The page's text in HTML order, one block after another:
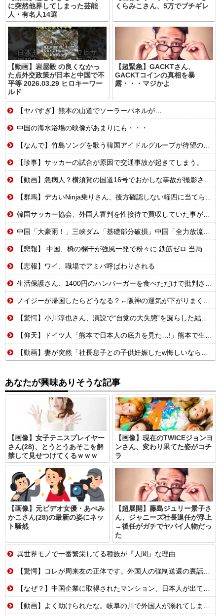
に突然他界してしまった芸能
人・有名人14選
くらみこさん、5万でブチギレ
【動画】岩屋毅 の良くなかっ
た点外交政策が日本と中国で不
平等 2026.03.29 ヒロキーワー
ルド
【超緊急】GACKTさん、
GACKTコインの真相を暴
露・・・マジかよ
【ヤバすぎ】熊本の山道でソーラーパネルが…
中国の海水浴場の映像があまりにも・・・
【なんで】竹島ソングを歌う韓国アイドルグループが待望の日本デビュー
【珍事】サッカーの試合が原因で交通事故が起きてしまう。
【動画】急病人？横須賀の国道16号でおかしな事故が撮影される。
【群馬】デカいNinja乗りさん、後方確認しない軽四に当てられてしまう。
韓国サッカー協会、外国人審判を性接待で買収していた事が判明
中国「大豪雨！」三峡ダム「基礎部分破損」中国「全力放流！」台風13号「中国上陸予測」台風15号「中国接近（画像」中国「台風同時上陸！（穀物生産が壊滅危機」→
【悲報】 中国、橋の欄干が強風一発で粉々に 鉄筋ゼロ 当局「接着剤でくっつけただけ」「正常で、品質問題はない」
【悲報】ワイ、職場でアミバ呼ばわりされる
生活保護さん、1400円のハンバーガーを食べただけで批判される
ノイジーが帰国したらどうなる？←阪神の運気が下がりまくるやろな
【驚愕】小川淳也さん、演説で“自党の大失態”を漏らした結果→党からブチギレられるwwwww
【仰天】ドイツ人「熊本で日本人の底力を見た…!」熊本で生まれて初めて震度7の大地震を経験したドイツ人。直後、日本人たちの行動に衝撃を受けてしまう…
【動画】妻が突然「社長息子との子供妊娠したw悔しいなら早く見つけてよw」→10年間、誰も探さず無視し続けた結果
あなたが興味ありそうな記事
【画像】女子テニスプレイヤー
さん(28)、とうとうあそこを解
禁して見せつけてくるｗｗｗ
【画像】現在のTWICEジョンヨ
ンさん、変わり果てた姿がコチ
ラ
【画像】元ビデオ女優・あべみ
かこさん(28)の最新の姿にネッ
ト騒然
【超展開】藤島ジュリー景子さ
ん、ジャニーズ社長退任が浮上
→後任がガチでヤバイ人物だっ
た
異世界モノで一番繁栄してる種族が『人間』な理由
【驚愕】コレが周来友の正体です。外国人の強制送還の裏話を聞いて鳥肌が立ちました…
【なぜ？】中国企業に取得されたマンション、日本人が出ていきネパール人で埋まる
【動画】よく助けられたな。岐阜の川で外国人が溺れてしまう事故。